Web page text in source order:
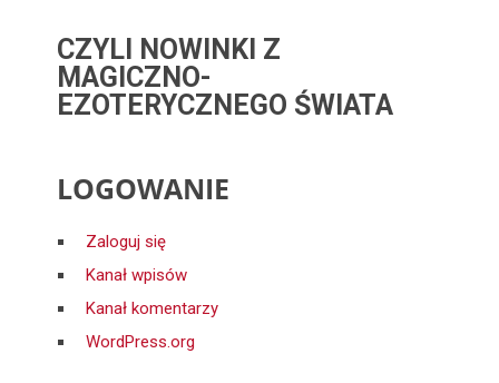
CZYLI NOWINKI Z
MAGICZNO-
EZOTERYCZNEGO ŚWIATA
LOGOWANIE
Zaloguj się
Kanał wpisów
Kanał komentarzy
WordPress.org